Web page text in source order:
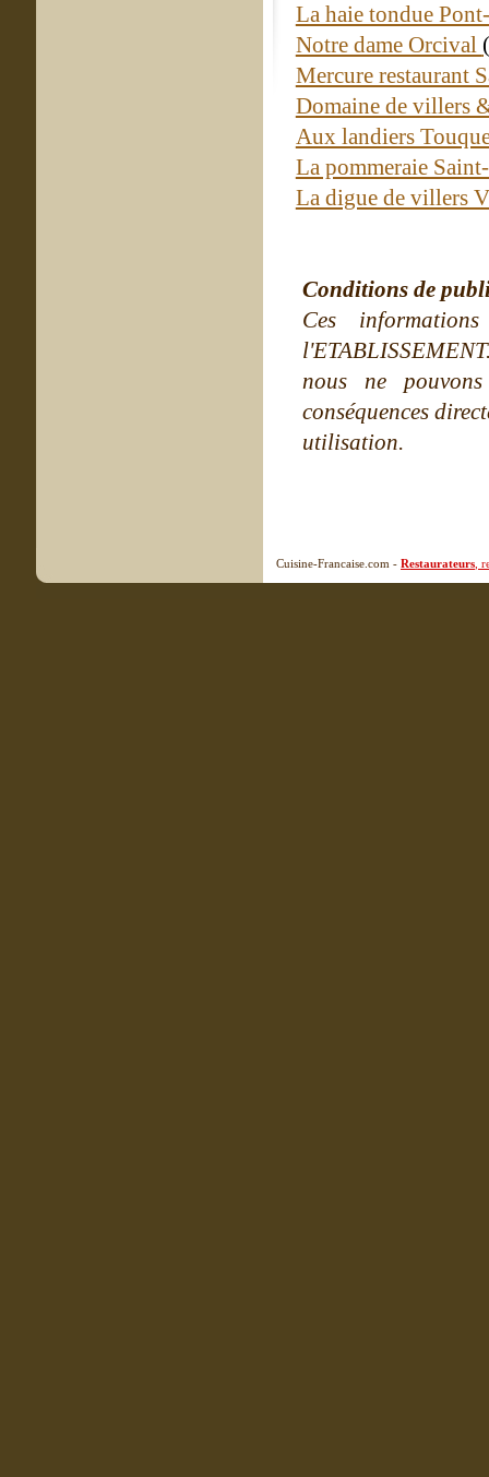
La haie tondue
Notre dame Orcival
Mercure restaurant
Domaine de villers
Aux landiers
La pommeraie
La digue de villers
Conditions de
Ces
nous ne
conséquences
utilisation.
Cuisine-Francaise.com - Restaurateurs ,